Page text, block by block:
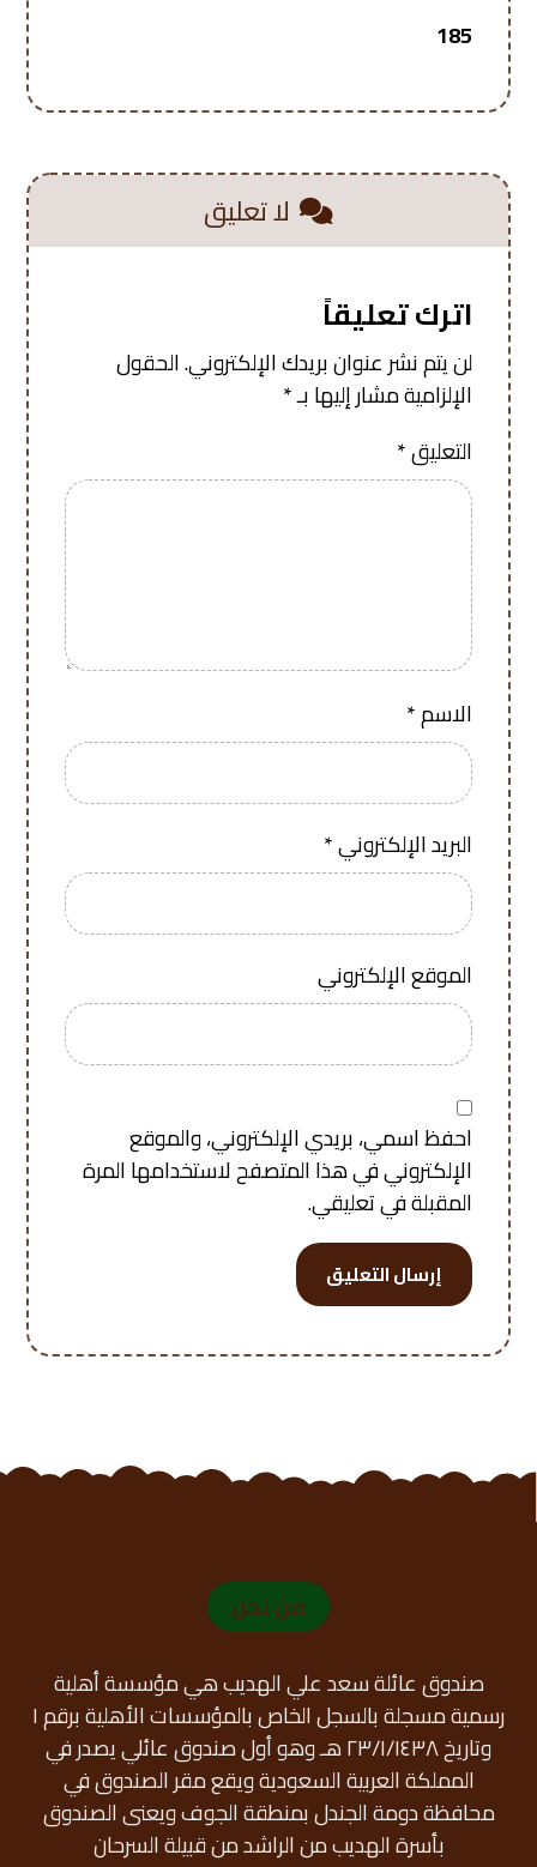
185
لا تعليق
اترك تعليقاً
لن يتم نشر عنوان بريدك الإلكتروني.الحقول
الإلزامية مشار إليها بـ*
التعليق*
الاسم*
البريد الإلكتروني*
الموقع الإلكتروني
احفظ اسمي، بريدي الإلكتروني، والموقع
الإلكتروني في هذا المتصفح لاستخدامها المرة
المقبلة في تعليقي.
إرسال التعليق
من نحن
صندوق عائلة سعد علي الهديب هي مؤسسة أهلية
رسمية مسجلة بالسجل الخاص بالمؤسسات الأهلية برقم ١
وتاريخ ٢٣/١/١٤٣٨ هـ وهو أول صندوق عائلي يصدر في
المملكة العربية السعودية ويقع مقر الصندوق في
محافظة دومة الجندل بمنطقة الجوف ويعنى الصندوق
بأسرة الهديب من الراشد من قبيلة السرحان